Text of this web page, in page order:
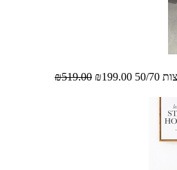
₪199.00
₪519.00